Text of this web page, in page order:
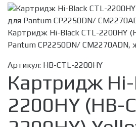
Картридж Hi-Black CTL-2200HY
Pantum CP2250DN/ CM2270ADN,
Артикул: HB-CTL-2200HY
Картридж Hi-
2200HY (HB-